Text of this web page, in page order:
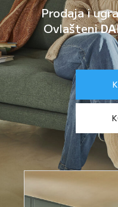
Prodaja i
Ovlašteni